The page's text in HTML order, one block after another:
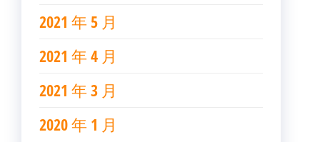
2021 年 5 月
2021 年 4 月
2021 年 3 月
2020 年 1 月